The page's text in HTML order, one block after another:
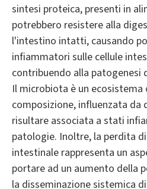
sintesi proteica, presenti in
potrebbero resistere alla
l'intestino intatti, causando
infiammatori sulle cellule
contribuendo alla
Il microbiota è un ecosistema
composizione, influenzata da
risultare associata a stati
patologie. Inoltre, la perdita
intestinale rappresenta un
portare ad un aumento della
la disseminazione sistemica